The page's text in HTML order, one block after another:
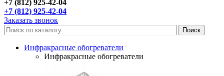
+7 (812) 925-42-04
+7 (812) 925-42-04
Заказать звонок
Инфракрасные обогреватели
Инфракрасные обогреватели